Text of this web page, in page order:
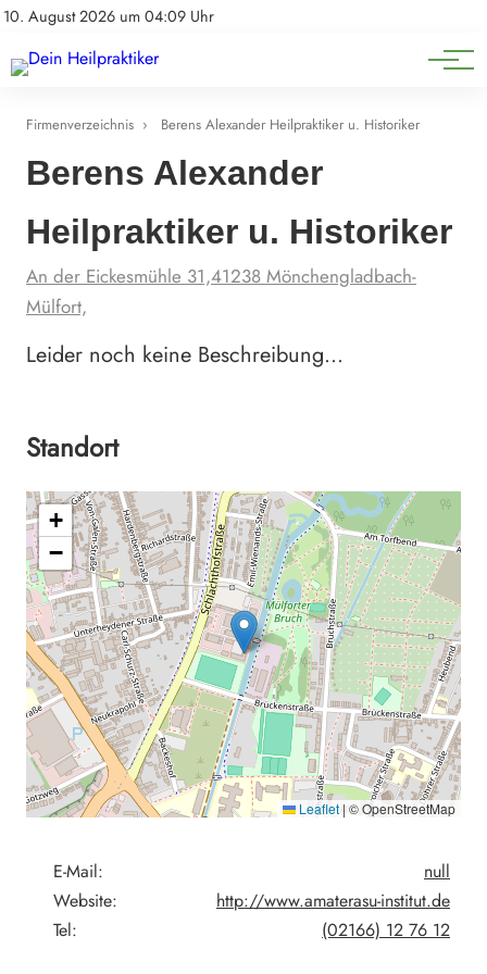
10. August 2026 um 04:09 Uhr
Impressum
Natürliche Medizin
Heilpflanzen & Kräuterkunde
Firmenverzeichnis › Berens Alexander Heilpraktiker u. Historiker
Berens Alexander
Heilpraktiker u. Historiker
An der Eickesmühle 31,41238 Mönchengladbach-
Mülfort,
Leider noch keine Beschreibung…
Standort
+
−
Leaflet | © OpenStreetMap
E-Mail:
null
Website:
http://www.amaterasu-institut.de
Tel:
(02166) 12 76 12